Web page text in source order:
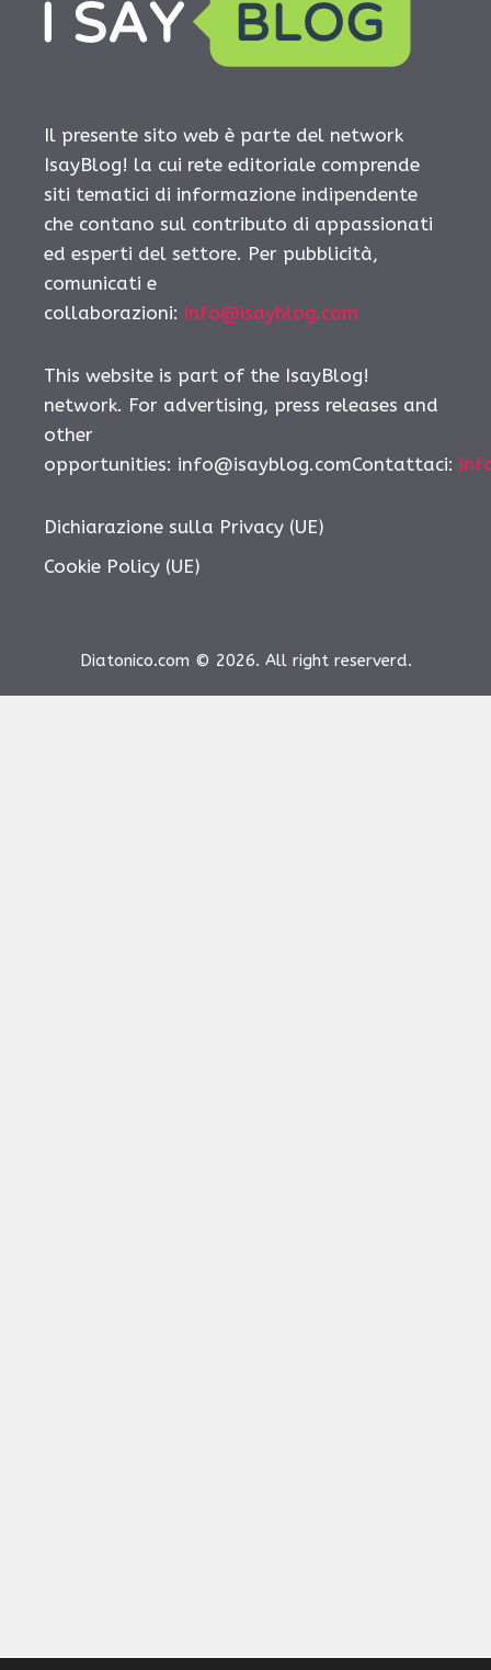
Il presente sito web è parte del network
IsayBlog! la cui rete editoriale comprende
siti tematici di informazione indipendente
che contano sul contributo di appassionati
ed esperti del settore. Per pubblicità,
comunicati e
collaborazioni: info@isayblog.com
This website is part of the IsayBlog!
network. For advertising, press releases and
other
opportunities: info@isayblog.comContattaci:
Dichiarazione sulla Privacy (UE)
Cookie Policy (UE)
Diatonico.com © 2026. All right reserverd.